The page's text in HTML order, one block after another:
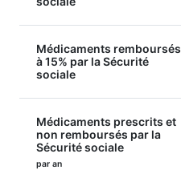
Médicaments remboursés
à 15% par la Sécurité
sociale
Médicaments prescrits et
non remboursés par la
Sécurité sociale
par an